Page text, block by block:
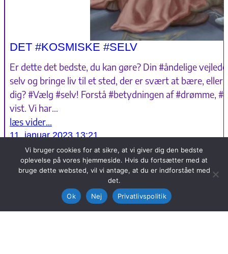
DET #KOSMISKE #SELV
Er dette det bedste, du kan gøre? Din #åndelige
selv og bringe liv til et sted, der er svært at bære, eller
dig? #Vælg #selv! Forstå #betydningen af #drømme,
vist. Vi har…
læs vider…
11. januar 2023 13:21
Copyright © 2025 DanmarkVaagner.dk
Danmark-Vaagner.dk
DanmarkVågner.dk| Danmark-Vågner.dk
Danmark Vågner®™©℗ – Alle rettigheder forbeholdt |
Vi bruger cookies for at sikre, at vi giver dig den bedste
oplevelse på vores hjemmeside. Hvis du fortsætter med at
bruge dette websted, vil vi antage, at du er indforstået med
det.
Ok
Nej Privatlivspolitik